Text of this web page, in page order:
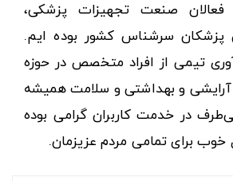
فعالان صنعت تجهیزات پزشکی،
سرشناس کشور بوده ایم.
تیمی از افراد متخصص در حوزه
و بهداشتی و سلامت همیشه
در خدمت کاربران گرامی بوده
برای تمامی مردم عزیزمان.